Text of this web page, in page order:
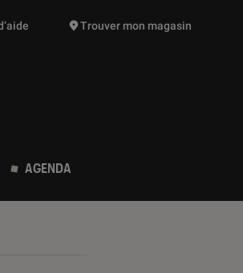
de produits vont vous être proposées
Trouver mon magasin
AGENDA